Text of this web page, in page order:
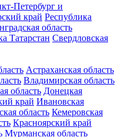
Петербург и
край Республика
область
Татарстан Свердловская
Астраханская область
Владимирская область
область Донецкая
край Ивановская
область Кемеровская
Красноярский край
Мурманская область